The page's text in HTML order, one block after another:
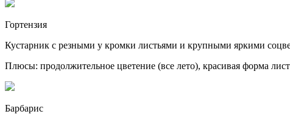
Гортензия
Кустарник с резными у кромки листьями и крупными яркими
Плюсы: продолжительное цветение (все лето), красивая форма
Барбарис